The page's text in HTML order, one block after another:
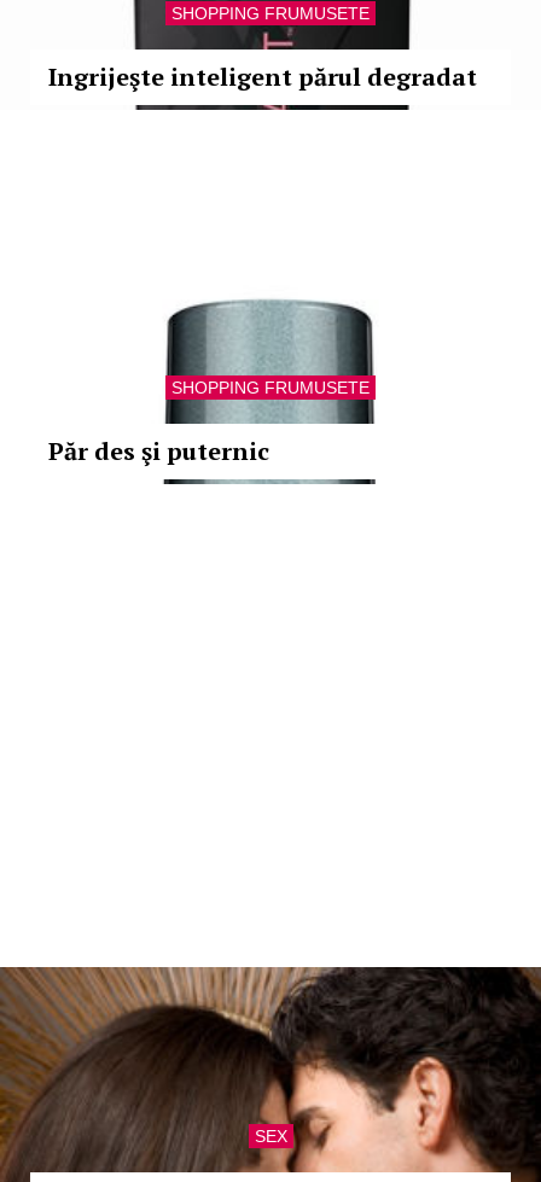
SHOPPING FRUMUSETE
Ingrijeşte inteligent părul degradat
SHOPPING FRUMUSETE
Păr des şi puternic
SEX